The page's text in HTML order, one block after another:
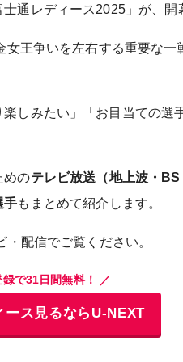
通レディース2025」が、開
王争いを左右する重要な一
しみたい」「お目当ての選
めのテレビ放送（地上波・
手もまとめて紹介します。
配信でご覧ください。
で31日間無料！ ／
ース見るならU-NEXT